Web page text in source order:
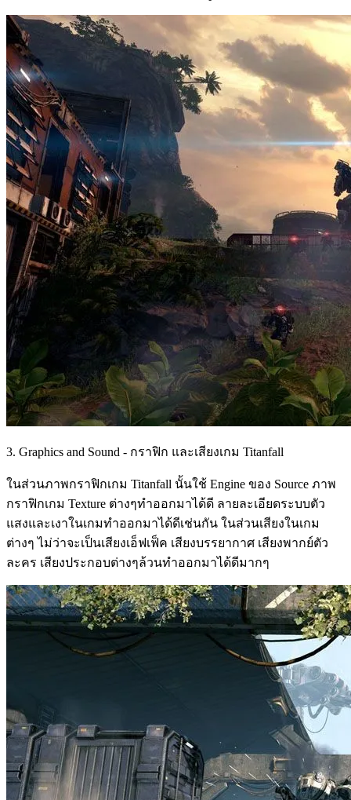
3. Graphics and Sound - กราฟิก และเสียงเกม Titanfall
ในส่วนภาพกราฟิกเกม Titanfall นั้นใช้ Engine ของ Source ภาพ
กราฟิกเกม Texture ต่างๆทำออกมาได้ดี ลายละเอียดระบบตัว
แสงและเงาในเกมทำออกมาได้ดีเช่นกัน ในส่วนเสียงในเกม
ต่างๆ ไม่ว่าจะเป็นเสียงเอ็ฟเฟ็ค เสียงบรรยากาศ เสียงพากย์ตัว
ละคร เสียงประกอบต่างๆล้วนทำออกมาได้ดีมากๆ